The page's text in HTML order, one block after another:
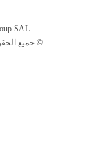
SAL
جميع الحقوق محفوظة لمجموعة العرب اليوم الاعلامية 2025 ©